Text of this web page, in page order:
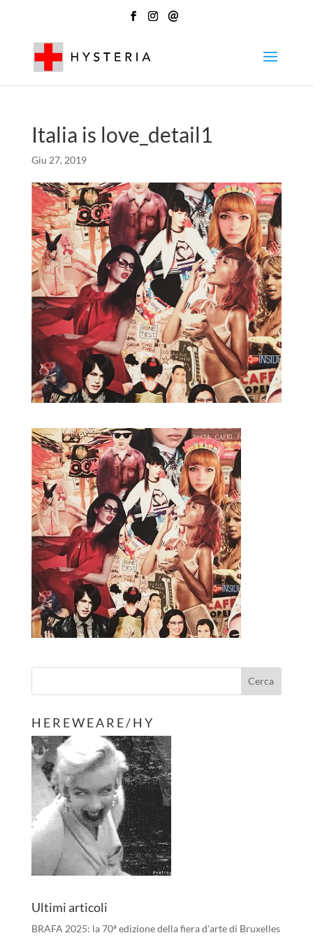
@
Italia is love_detail1
Giu 27, 2019
H E R E W E A R E / H Y
Ultimi articoli
BRAFA 2025: la 70ª edizione della fiera d’arte di Bruxelles